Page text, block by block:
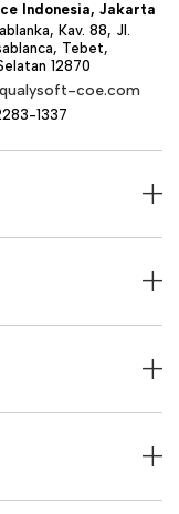
Indonesia, Jakarta
Kav. 88, Jl.
Tebet,
12870
coe.com
1337